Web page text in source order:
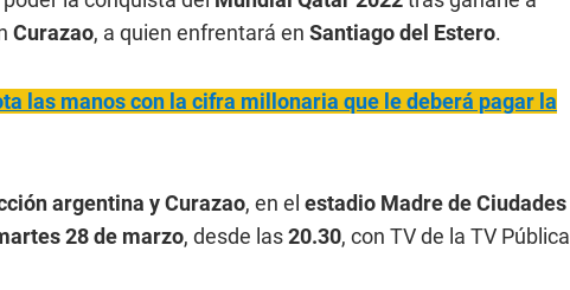
Curazao, a quien enfrentará en Santiago del Estero.
las manos con la cifra millonaria que le deberá pagar la
argentina y Curazao, en el estadio Madre de Ciudades
28 de marzo, desde las20.30, con TV de la TV Pública